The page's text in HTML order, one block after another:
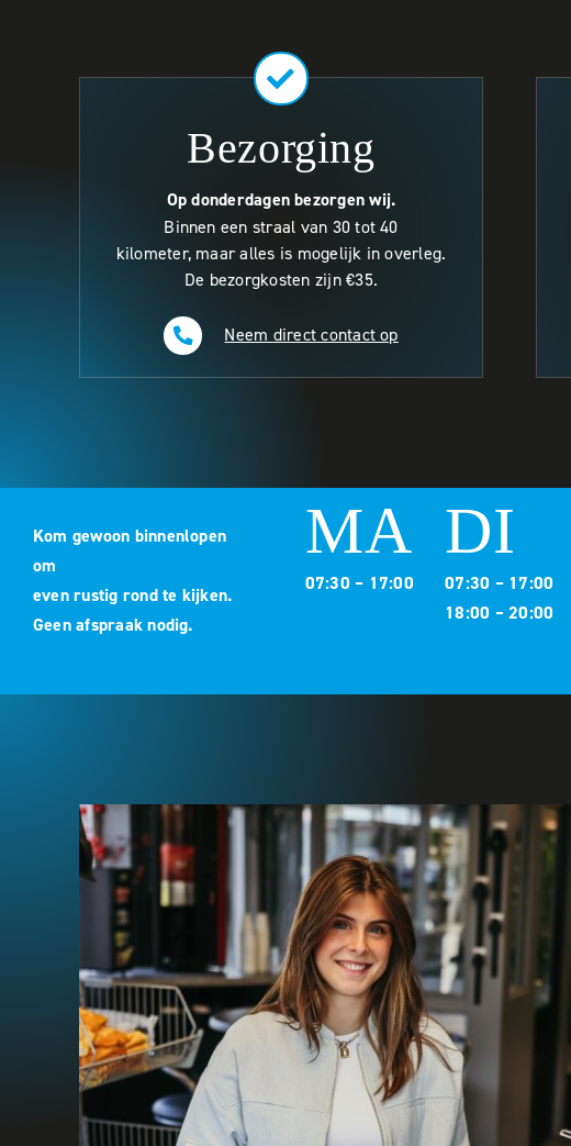
Bezorging
Op donderdagen bezorgen wij.
Binnen een straal van 30 tot 40
kilometer, maar alles is mogelijk in overleg.
De bezorgkosten zijn €35.
Neem direct contact op
Kom gewoon binnenlopen
om
even rustig rond te kijken.
Geen afspraak nodig.
MA
07:30 – 17:00
DI
07:30 – 17:00
18:00 – 20:00